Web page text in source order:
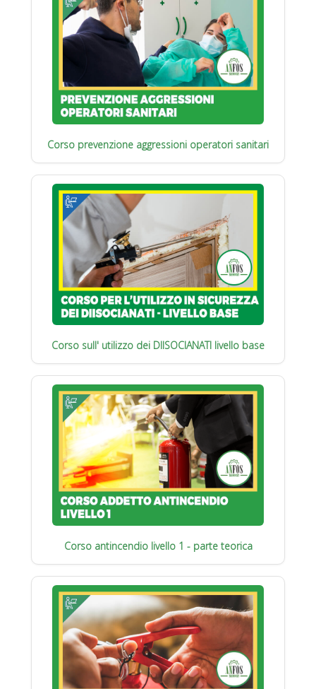
Corso prevenzione aggressioni operatori sanitari
Corso sull' utilizzo dei DIISOCIANATI livello base
Corso antincendio livello 1 - parte teorica